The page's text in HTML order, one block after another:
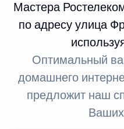
Мастера
по адресу улица
Оптимальный
домашнего
предложит наш